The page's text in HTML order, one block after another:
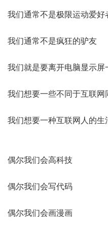
我们通常不是极限运动爱好
我们通常不是疯狂的驴友
我们就是要离开电脑显示屏
我们想要一些不同于互联网
我们想要一种互联网人的生
偶尔我们会高科技
偶尔我们会写代码
偶尔我们会画漫画